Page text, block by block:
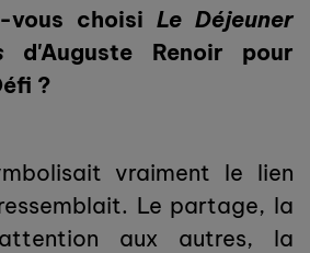
vous choisi Le Déjeuner
d'Auguste Renoir pour
?
vraiment le lien
Le partage, la
aux autres, la